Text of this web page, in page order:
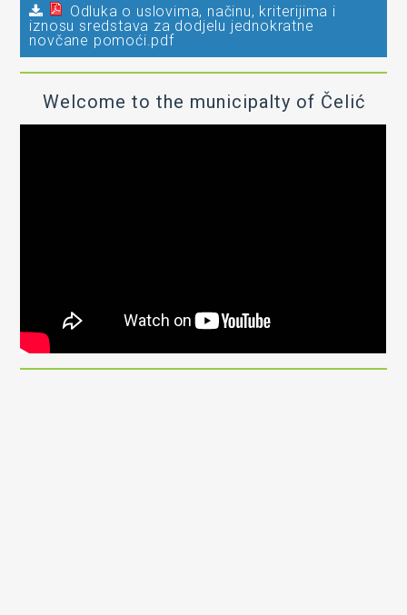
Odluka o uslovima, načinu, kriterijima i
iznosu sredstava za dodjelu jednokratne
novčane pomoći.pdf
Welcome to the municipalty of Čelić